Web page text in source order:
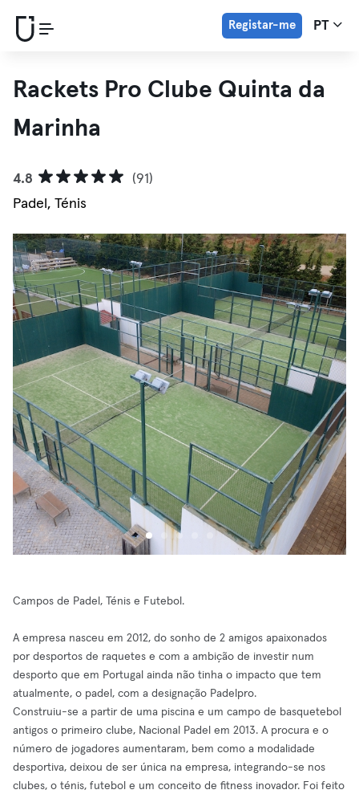
Registar-me PT
Rackets Pro Clube Quinta da
Marinha
4.8
(91)
Padel, Ténis
Campos de Padel, Ténis e Futebol.
A empresa nasceu em 2012, do sonho de 2 amigos apaixonados
por desportos de raquetes e com a ambição de investir num
desporto que em Portugal ainda não tinha o impacto que tem
atualmente, o padel, com a designação Padelpro.
Construiu-se a partir de uma piscina e um campo de basquetebol
antigos o primeiro clube, Nacional Padel em 2013. A procura e o
número de jogadores aumentaram, bem como a modalidade
desportiva, deixou de ser única na empresa, integrando-se nos
clubes, o ténis, futebol e um conceito de fitness inovador. Foi feito